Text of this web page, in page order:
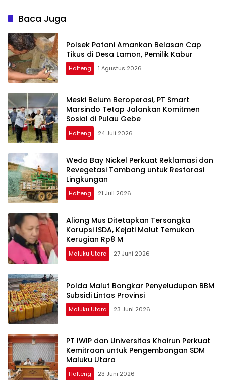
Baca Juga
Polsek Patani Amankan Belasan Cap
Tikus di Desa Lamon, Pemilik Kabur
Halteng 1 Agustus 2026
Meski Belum Beroperasi, PT Smart
Marsindo Tetap Jalankan Komitmen
Sosial di Pulau Gebe
Halteng 24 Juli 2026
Weda Bay Nickel Perkuat Reklamasi dan
Revegetasi Tambang untuk Restorasi
Lingkungan
Halteng 21 Juli 2026
Aliong Mus Ditetapkan Tersangka
Korupsi ISDA, Kejati Malut Temukan
Kerugian Rp8 M
Maluku Utara 27 Juni 2026
Polda Malut Bongkar Penyeludupan BBM
Subsidi Lintas Provinsi
Maluku Utara 23 Juni 2026
PT IWIP dan Universitas Khairun Perkuat
Kemitraan untuk Pengembangan SDM
Maluku Utara
Halteng 23 Juni 2026